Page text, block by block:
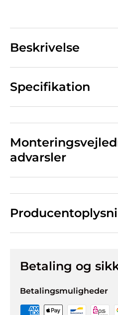
Beskrivelse
Specifikation
advarsler
Betaling og
Betalingsmuligheder